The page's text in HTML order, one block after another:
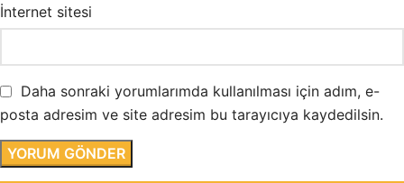
İnternet sitesi
Daha sonraki yorumlarımda kullanılması için adım, e-
posta adresim ve site adresim bu tarayıcıya kaydedilsin.